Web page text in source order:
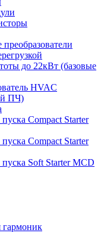
до 22кВт (базовые
HVAC
ПЧ)
Compact Starter
Compact Starter
Soft Starter MCD
гармоник